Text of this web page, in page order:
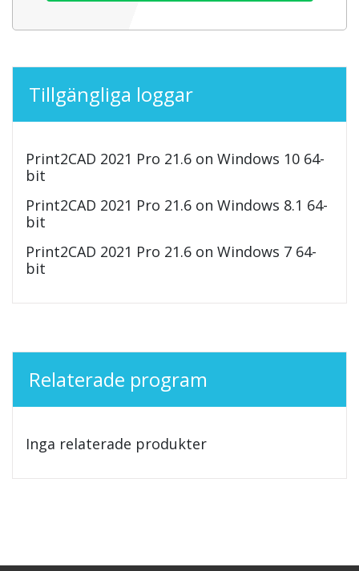
Tillgängliga loggar
Print2CAD 2021 Pro 21.6 on Windows 10 64-
bit
Print2CAD 2021 Pro 21.6 on Windows 8.1 64-
bit
Print2CAD 2021 Pro 21.6 on Windows 7 64-
bit
Relaterade program
Inga relaterade produkter